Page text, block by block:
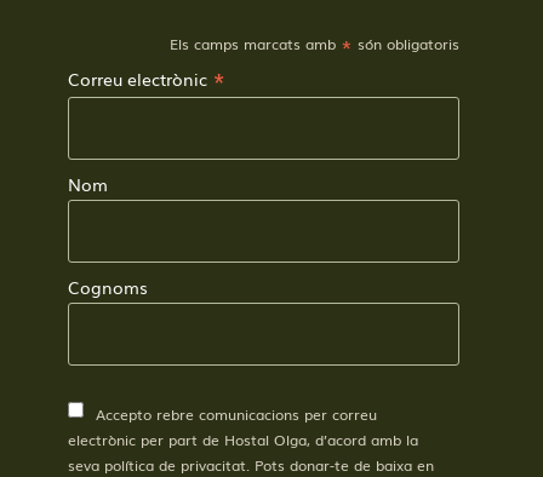
Els camps marcats amb * són obligatoris
Correu electrònic *
Nom
Cognoms
Accepto rebre comunicacions per correu
electrònic per part de Hostal Olga, d’acord amb la
seva política de privacitat. Pots donar-te de baixa en